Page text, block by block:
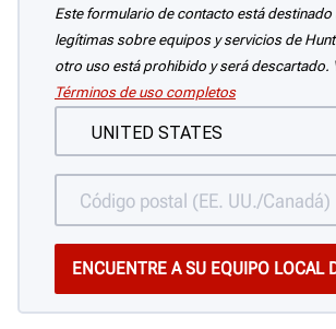
Este formulario de contacto está destinado
legítimas sobre equipos y servicios de
otro uso está prohibido y será descartado.
Términos de uso completos